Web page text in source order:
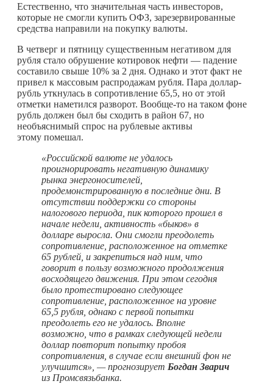
Естественно, что значительная часть инвесторов,
которые не смогли купить ОФЗ, зарезервированные
средства направили на покупку валюты.
В четверг и пятницу существенным негативом для
рубля стало обрушение котировок нефти — падение
составило свыше 10% за 2 дня. Однако и этот факт не
привел к массовым распродажам рубля. Пара доллар-
рубль уткнулась в сопротивление 65,5, но от этой
отметки наметился разворот. Вообще-то на таком фоне
рубль должен был бы сходить в район 67, но
необъяснимый спрос на рублевые активы
этому помешал.
«Российской валюте не удалось
проигнорировать негативную динамику
рынка энергоносителей,
продемонстрированную в последние дни. В
отсутствии поддержки со стороны
налогового периода, пик которого прошел в
начале недели, активность «быков» в
долларе выросла. Они смогли преодолеть
сопротивление, расположенное на отметке
65 рублей, и закрепиться над ним, что
говорит в пользу возможного продолжения
восходящего движения. При этом сегодня
было протестировано следующее
сопротивление, расположенное на уровне
65,5 рубля, однако с первой попытки
преодолеть его не удалось. Вполне
возможно, что в рамках следующей недели
доллар повторит попытку пробоя
сопротивления, в случае если внешний фон не
улучшится», — прогнозирует Богдан Зварич
из Промсвязьбанка.